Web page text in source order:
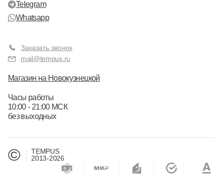
Telegram
Whatsapp
Заказать звонок
mail@tempus.ru
Магазин на Новокузнецкой
Часы работы
10:00 - 21:00 МСК
без выходных
©
TEMPUS
2013-2026